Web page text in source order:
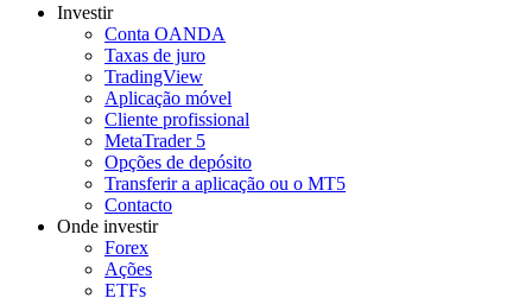
Investir
Conta OANDA
Taxas de juro
TradingView
Aplicação móvel
Cliente profissional
MetaTrader 5
Opções de depósito
Transferir a aplicação ou o MT5
Contacto
Onde investir
Forex
Ações
ETFs